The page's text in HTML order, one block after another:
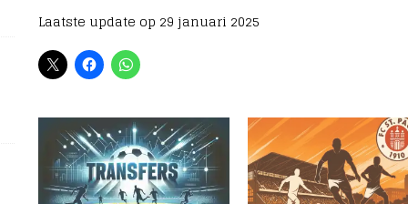
Laatste update op 29 januari 2025